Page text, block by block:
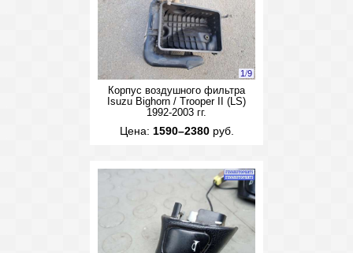
1/9
Корпус воздушного фильтра
Isuzu Bighorn / Trooper II (LS)
1992-2003 гг.
Цена: 1590–2380руб.